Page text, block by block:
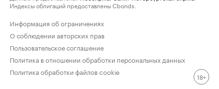
Индексы облигаций предоставлены Cbonds.
Информация об ограничениях
О соблюдении авторских прав
Пользовательское соглашение
Политика в отношении обработки персональных данных
Политика обработки файлов cookie
18+